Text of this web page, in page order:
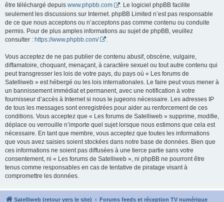
être téléchargé depuis www.phpbb.com
. Le logiciel phpBB facilite
seulement les discussions sur Internet. phpBB Limited n’est pas responsable
de ce que nous acceptons ou n’acceptons pas comme contenu ou conduite
permis. Pour de plus amples informations au sujet de phpBB, veuillez
consulter : https://www.phpbb.com/
Vous acceptez de ne pas publier de contenu abusif, obscène, vulgaire,
diffamatoire, choquant, menaçant, à caractère sexuel ou tout autre contenu qui
peut transgresser les lois de votre pays, du pays où « Les forums de
Satelliweb » est hébergé ou les lois internationales. Le faire peut vous mener à
un bannissement immédiat et permanent, avec une notification à votre
fournisseur d’accès à Internet si nous le jugeons nécessaire. Les adresses IP
de tous les messages sont enregistrées pour aider au renforcement de ces
conditions. Vous acceptez que « Les forums de Satelliweb » supprime, modifie,
déplace ou verrouille n’importe quel sujet lorsque nous estimons que cela est
nécessaire. En tant que membre, vous acceptez que toutes les informations
que vous avez saisies soient stockées dans notre base de données. Bien que
ces informations ne soient pas diffusées à une tierce partie sans votre
consentement, ni « Les forums de Satelliweb », ni phpBB ne pourront être
tenus comme responsables en cas de tentative de piratage visant à
compromettre les données.
Satelliweb (retour vers le site) Forums feeds et réception TV numérique